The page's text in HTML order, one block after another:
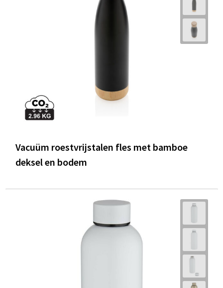
Vacuüm roestvrijstalen fles met bamboe
deksel en bodem